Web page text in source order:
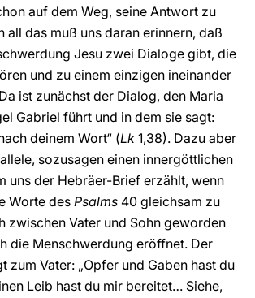
auf dem Weg, seine Antwort zu
all das muß uns daran erinnern, daß
Jesu zwei Dialoge gibt, die
und zu einem einzigen ineinander
ist zunächst der Dialog, den Maria
Gabriel führt und in dem sie sagt:
deinem Wort“ (Lk 1,38). Dazu aber
sozusagen einen innergöttlichen
uns der Hebräer-Brief erzählt, wenn
Worte des Psalms 40 gleichsam zu
zwischen Vater und Sohn geworden
die Menschwerdung eröffnet. Der
zum Vater: „Opfer und Gaben hast du
Leib hast du mir bereitet… Siehe,